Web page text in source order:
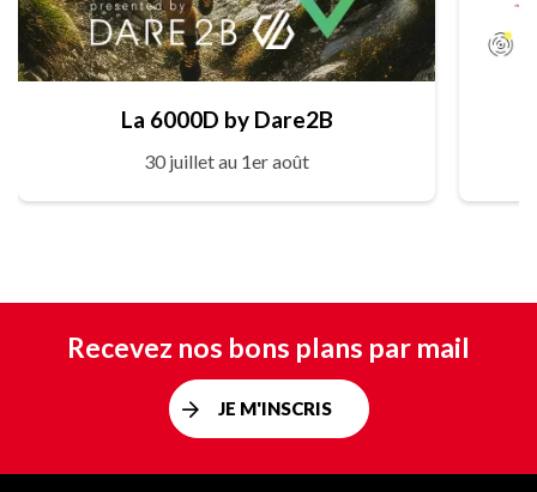
La 6000D by Dare2B
30 juillet au 1er août
Recevez nos bons plans par mail
JE M'INSCRIS